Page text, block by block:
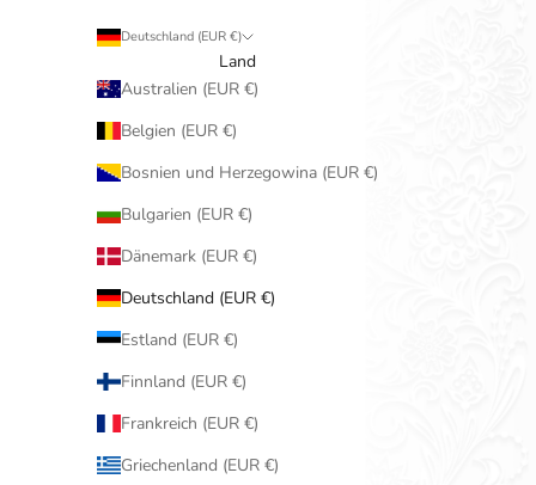
Deutschland (EUR €)
Land
Australien (EUR €)
Belgien (EUR €)
Bosnien und Herzegowina (EUR €)
Bulgarien (EUR €)
Dänemark (EUR €)
Deutschland (EUR €)
Estland (EUR €)
Finnland (EUR €)
Frankreich (EUR €)
Griechenland (EUR €)